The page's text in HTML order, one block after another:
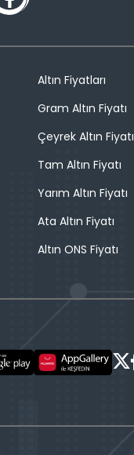
Altın Fiyatları
Gram Altın Fiyatı
Çeyrek Altın Fiyatı
Tam Altın Fiyatı
Yarım Altın Fiyatı
Ata Altın Fiyatı
Altın ONS Fiyatı